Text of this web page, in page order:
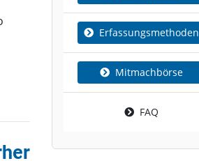
Erfassungsmethoden
Mitmachbörse
FAQ